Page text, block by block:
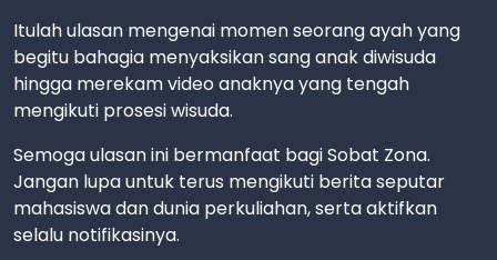
Itulah ulasan mengenai momen seorang ayah yang
begitu bahagia menyaksikan sang anak diwisuda
hingga merekam video anaknya yang tengah
mengikuti prosesi wisuda.
Semoga ulasan ini bermanfaat bagi Sobat Zona.
Jangan lupa untuk terus mengikuti berita seputar
mahasiswa dan dunia perkuliahan, serta aktifkan
selalu notifikasinya.